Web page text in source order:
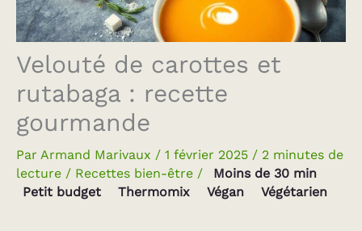
Velouté de carottes et
rutabaga : recette
gourmande
Par Armand Marivaux / 1 février 2025 / 2 minutes de
lecture / Recettes bien-être /
Moins de 30 min
Petit budget
Thermomix Végan Végétarien